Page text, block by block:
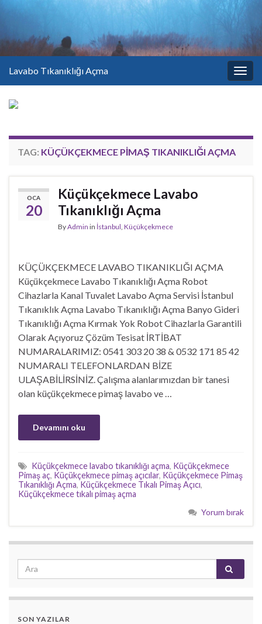
Lavabo Tıkanıklığı Açma
TAG: KÜÇÜKÇEKMECE PIMAŞ TIKANIKLIĞI AÇMA
OCA
20
Küçükçekmece Lavabo
Tıkanıklığı Açma
ByAdmin in İstanbul Küçükçekmece
KÜÇÜKÇEKMECE LAVABO TIKANIKLIĞI AÇMA
Küçükçekmece Lavabo Tıkanıklığı Açma Robot
Cihazlarla Kanal Tuvalet Lavabo Açma Servisi İstanbul
Tıkanıklık Açma Lavabo Tıkanıklığı Açma Banyo Gideri
Tıkanıklığı Açma Kırmak Yok Robot Cihazlarla Garantili
Olarak Açıyoruz Çözüm Tesisat İRTİBAT
NUMARALARIMIZ: 0541 303 20 38 & 0532 171 85 42
NUMARALI TELEFONLARDAN BİZE
ULAŞABİLİRSİNİZ. Çalışma alanlarımızdan bir tanesi
olan küçükçekmece pimaş lavabo ve …
Devamını oku
Küçükçekmece lavabo tıkanıklığı açma, Küçükçekmece
Pimaş aç, Küçükçekmece pimaş açıcılar, Küçükçekmece Pimaş
Tıkanıklığı Açma, Küçükçekmece Tıkalı Pimaş Açıcı,
Küçükçekmece tıkalı pimaş açma
Yorum bırak
SON YAZILAR